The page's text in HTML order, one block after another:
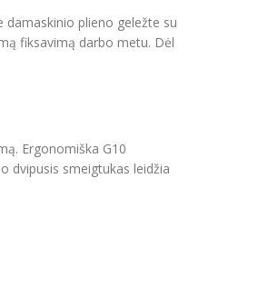
damaskinio plieno geležte su
fiksavimą darbo metu. Dėl
Ergonomiška G10
dvipusis smeigtukas leidžia